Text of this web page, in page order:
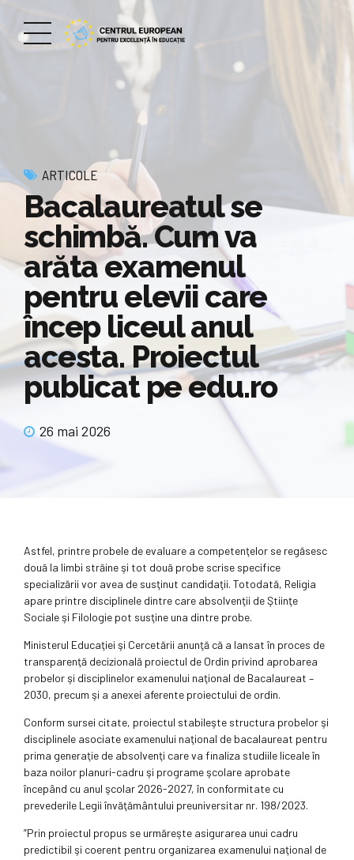
ARTICOLE
Bacalaureatul se
schimbă. Cum va
arăta examenul
pentru elevii care
încep liceul anul
acesta. Proiectul
publicat pe edu.ro
26 mai 2026
Astfel, printre probele de evaluare a competenţelor se regăsesc
două la limbi străine şi tot două probe scrise specifice
specializării vor avea de susţinut candidaţii. Totodată, Religia
apare printre disciplinele dintre care absolvenţii de Ştiinţe
Sociale şi Filologie pot susţine una dintre probe.
Ministerul Educaţiei şi Cercetării anunţă că a lansat în proces de
transparenţă decizională proiectul de Ordin privind aprobarea
probelor şi disciplinelor examenului naţional de Bacalaureat –
2030, precum şi a anexei aferente proiectului de ordin.
Conform sursei citate, proiectul stabileşte structura probelor şi
disciplinele asociate examenului naţional de bacalaureat pentru
prima generaţie de absolvenţi care va finaliza studiile liceale în
baza noilor planuri-cadru şi programe şcolare aprobate
începând cu anul şcolar 2026-2027, în conformitate cu
prevederile Legii învăţământului preuniversitar nr. 198/2023.
”Prin proiectul propus se urmăreşte asigurarea unui cadru
predictibil şi coerent pentru organizarea examenului naţional de